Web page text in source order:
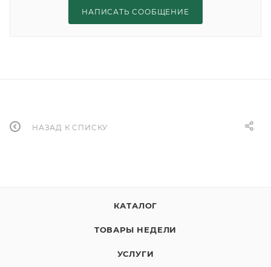
НАПИСАТЬ СООБЩЕНИЕ
НАЗАД К СПИСКУ
КАТАЛОГ
ТОВАРЫ НЕДЕЛИ
УСЛУГИ